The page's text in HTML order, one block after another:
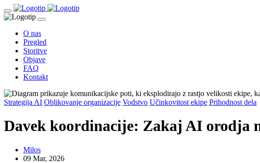
O nas
Pregled
Storitve
Objave
FAQ
Kontakt
Strategija AI Oblikovanje organizacije Vodstvo Učinkovitost ekipe Prihodnost dela
Davek koordinacije: Zakaj AI orodja
Milos
09 Mar, 2026